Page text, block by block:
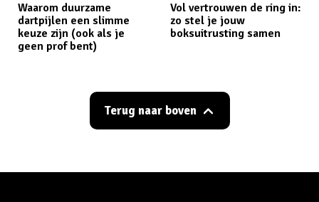
Waarom duurzame
dartpijlen een slimme
keuze zijn (ook als je
geen prof bent)
Vol vertrouwen de ring in:
zo stel je jouw
boksuitrusting samen
Terug naar boven